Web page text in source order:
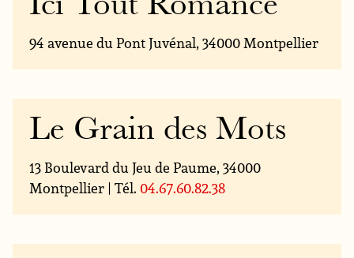
Ici Tout Romance
94 avenue du Pont Juvénal, 34000 Montpellier
Le Grain des Mots
13 Boulevard du Jeu de Paume, 34000
Montpellier | Tél. 04.67.60.82.38